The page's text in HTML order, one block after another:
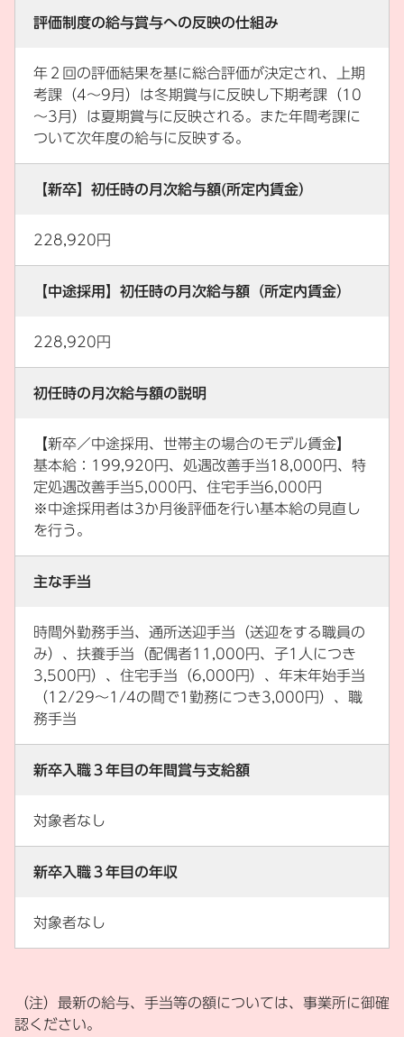
評価制度の給与賞与への反映の仕組み
年２回の評価結果を基に総合評価が決定され、上期
考課（4～9月）は冬期賞与に反映し下期考課（10
～3月）は夏期賞与に反映される。また年間考課に
ついて次年度の給与に反映する。
【新卒】初任時の月次給与額(所定内賃金）
228,920円
【中途採用】初任時の月次給与額（所定内賃金）
228,920円
初任時の月次給与額の説明
【新卒／中途採用、世帯主の場合のモデル賃金】
基本給：199,920円、処遇改善手当18,000円、特
定処遇改善手当5,000円、住宅手当6,000円
※中途採用者は3か月後評価を行い基本給の見直し
を行う。
主な手当
時間外勤務手当、通所送迎手当（送迎をする職員の
み）、扶養手当（配偶者11,000円、子1人につき
3,500円）、住宅手当（6,000円）、年末年始手当
（12/29～1/4の間で1勤務につき3,000円）、職
務手当
新卒入職３年目の年間賞与支給額
対象者なし
新卒入職３年目の年収
対象者なし
（注）最新の給与、手当等の額については、事業所に御確
認ください。